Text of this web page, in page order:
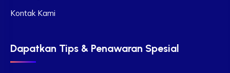
Kontak Kami
Dapatkan Tips & Penawaran Spesial